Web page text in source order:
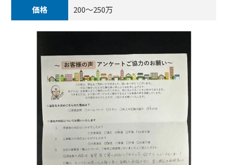
価格 200～250万